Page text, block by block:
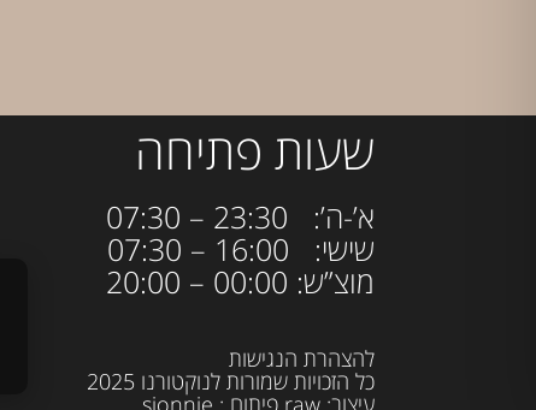
שעות פתיחה
א’-ה’: 23:30 – 07:30
שישי: 16:00 – 07:30
מוצ”ש: 00:00 – 20:00
להצהרת הנגישות
כל הזכויות שמורות לנוקטורנו 2025